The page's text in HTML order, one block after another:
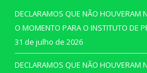
DECLARAMOS QUE NÃO HOUVERAM
O MOMENTO PARA O INSTITUTO DE
31 de julho de 2026
DECLARAMOS QUE NÃO HOUVERAM